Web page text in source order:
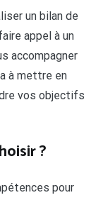
un bilan de
appel à un
accompagner
à mettre en
vos objectifs
?
pour